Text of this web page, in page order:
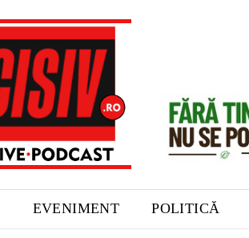
EVENIMENT POLITICĂ